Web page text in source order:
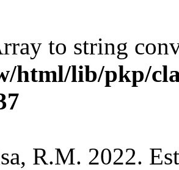
to string
html/lib/pkp/
R.M. 2022.